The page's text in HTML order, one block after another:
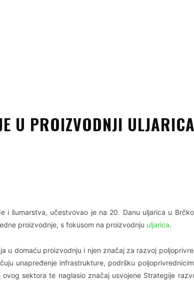
U PROIZVODNJI ULJARICA
i šumarstva, učestvovao je na 20. Danu uljarica u
proizvodnje, s fokusom na proizvodnju uljarica.
u domaću proizvodnju i njen značaj za razvoj
unapređenje infrastrukture, podršku
sektora te naglasio značaj usvojene Strategije